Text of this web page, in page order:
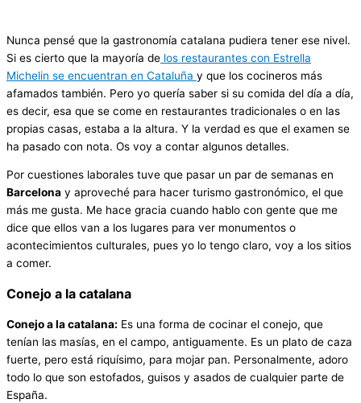
Nunca pensé que la gastronomía catalana pudiera tener ese nivel.
Si es cierto que la mayoría de los restaurantes con Estrella
Michelin se encuentran en Cataluña y que los cocineros más
afamados también. Pero yo quería saber si su comida del día a día,
es decir, esa que se come en restaurantes tradicionales o en las
propias casas, estaba a la altura. Y la verdad es que el examen se
ha pasado con nota. Os voy a contar algunos detalles.
Por cuestiones laborales tuve que pasar un par de semanas en
Barcelona y aproveché para hacer turismo gastronómico, el que
más me gusta. Me hace gracia cuando hablo con gente que me
dice que ellos van a los lugares para ver monumentos o
acontecimientos culturales, pues yo lo tengo claro, voy a los sitios
a comer.
Conejo a la catalana
Conejo a la catalana: Es una forma de cocinar el conejo, que
tenían las masías, en el campo, antiguamente. Es un plato de caza
fuerte, pero está riquísimo, para mojar pan. Personalmente, adoro
todo lo que son estofados, guisos y asados de cualquier parte de
España.